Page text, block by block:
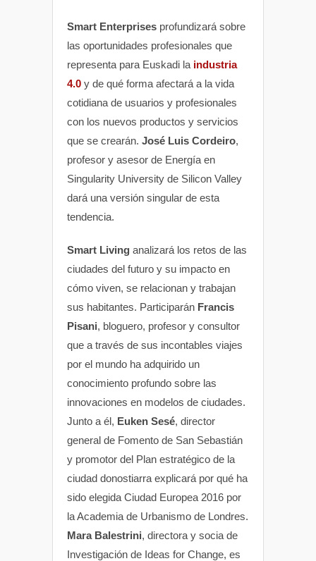
Smart Enterprises profundizará sobre
las oportunidades profesionales que
representa para Euskadi la industria
4.0 y de qué forma afectará a la vida
cotidiana de usuarios y profesionales
con los nuevos productos y servicios
que se crearán. José Luis Cordeiro,
profesor y asesor de Energía en
Singularity University de Silicon Valley
dará una versión singular de esta
tendencia.
Smart Living analizará los retos de las
ciudades del futuro y su impacto en
cómo viven, se relacionan y trabajan
sus habitantes. Participarán Francis
Pisani, bloguero, profesor y consultor
que a través de sus incontables viajes
por el mundo ha adquirido un
conocimiento profundo sobre las
innovaciones en modelos de ciudades.
Junto a él, Euken Sesé, director
general de Fomento de San Sebastián
y promotor del Plan estratégico de la
ciudad donostiarra explicará por qué ha
sido elegida Ciudad Europea 2016 por
la Academia de Urbanismo de Londres.
Mara Balestrini, directora y socia de
Investigación de Ideas for Change, es